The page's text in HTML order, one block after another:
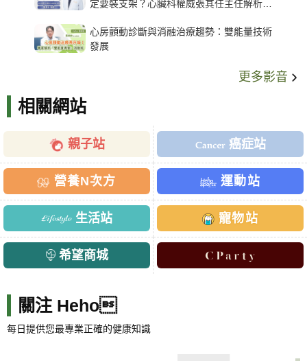
定要裝支架？心臟科權威張其任主任解析支
心房顫動診斷與消融治療趨勢：雙能量技術
發展
更多影音
相關網站
親子站 癌症站
營養N次方 運動站
生活站 寵物站
希望商城
關注 Heho
每日提供您最專業正確的健康知識